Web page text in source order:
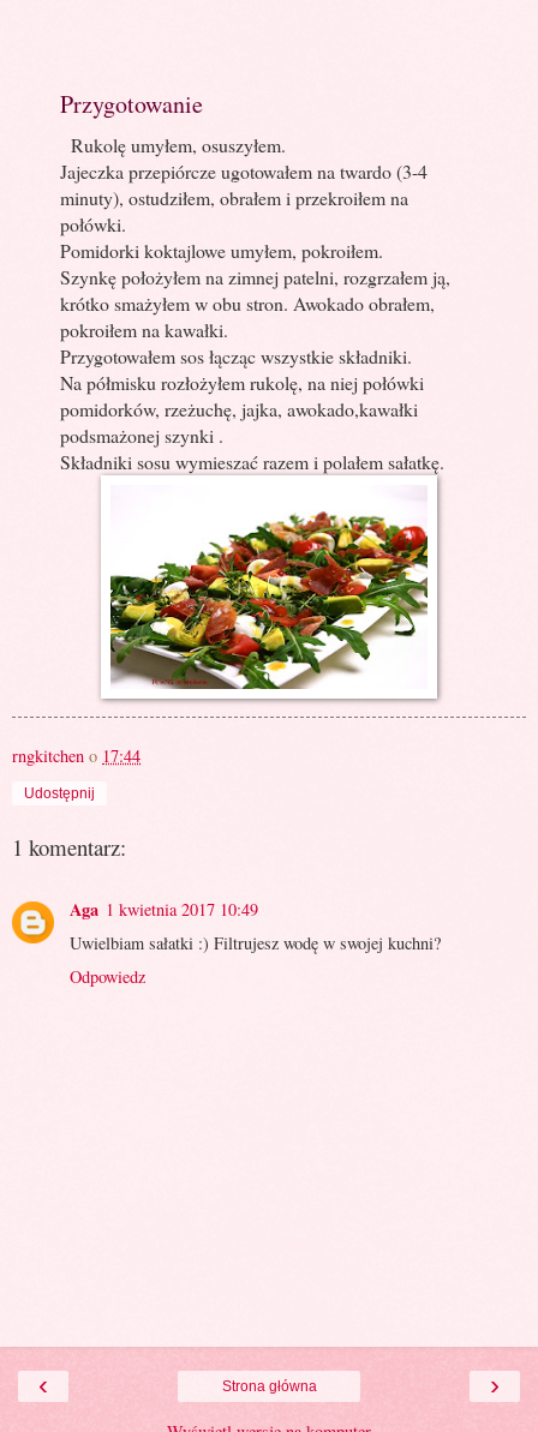
Przygotowanie
Rukolę umyłem, osuszyłem.
Jajeczka przepiórcze ugotowałem na twardo (3-4
minuty), ostudziłem, obrałem i przekroiłem na
połówki.
Pomidorki koktajlowe umyłem, pokroiłem.
Szynkę położyłem na zimnej patelni, rozgrzałem ją,
krótko smażyłem w obu stron. Awokado obrałem,
pokroiłem na kawałki.
Przygotowałem sos łącząc wszystkie składniki.
Na półmisku rozłożyłem rukolę, na niej połówki
pomidorków, rzeżuchę, jajka, awokado,kawałki
podsmażonej szynki .
Składniki sosu wymieszać razem i polałem sałatkę.
rngkitchen o 17:44
Udostępnij
1 komentarz:
Aga 1 kwietnia 2017 10:49
Uwielbiam sałatki :) Filtrujesz wodę w swojej kuchni?
Odpowiedz
‹ ›
Strona główna